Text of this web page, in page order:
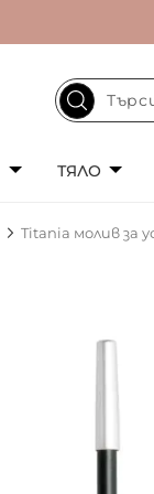
ТЯЛО
Titania молив за